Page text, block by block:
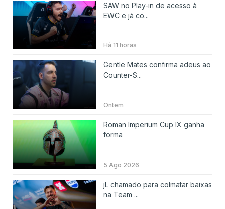
SAW no Play-in de acesso à
EWC e já co...
Há 11 horas
Gentle Mates confirma adeus ao
Counter-S...
Ontem
Roman Imperium Cup IX ganha
forma
5 Ago 2026
jL chamado para colmatar baixas
na Team ...